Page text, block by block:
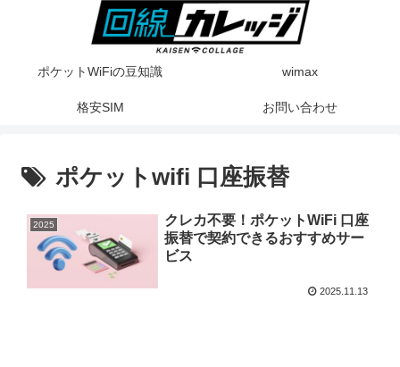
ポケットWiFiの豆知識 wimax
格安SIM お問い合わせ
ポケットwifi 口座振替
2025
クレカ不要！ポケットWiFi 口座
振替で契約できるおすすめサー
ビス
2025.11.13